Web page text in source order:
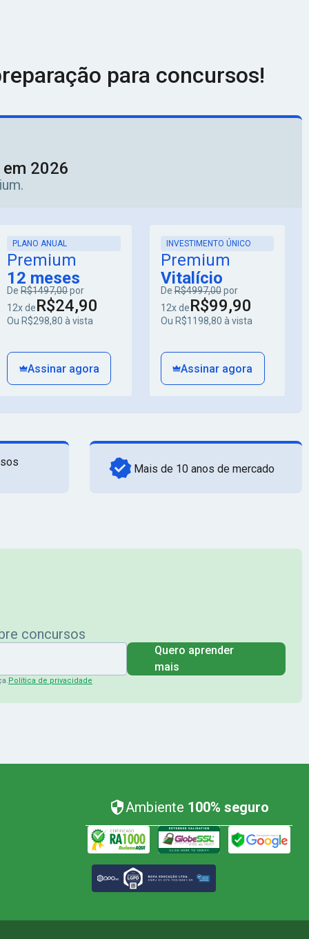
para concursos!
2026
PLANO ANUAL
Premium
12 meses
DeR$1497,00por
12x deR$24,90
Ou R$298,80 à vista
Assinar agora
INVESTIMENTO ÚNICO
Premium
Vitalício
DeR$4997,00por
12x deR$99,90
Ou R$1198,80 à vista
Assinar agora
Mais de 10 anos de mercado
concursos
Quero aprender
mais
Política de privacidade
Ambiente 100% seguro